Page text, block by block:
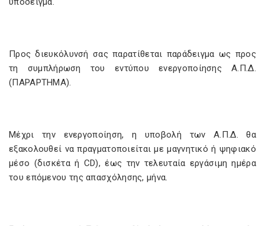
Προς διευκόλυνσή σας παρατίθεται παράδειγμα ως προς
τη συμπλήρωση του εντύπου ενεργοποίησης Α.Π.Δ.
(ΠΑΡΑΡΤΗΜΑ).
Μέχρι την ενεργοποίηση, η υποβολή των Α.Π.Δ. θα
εξακολουθεί να πραγματοποιείται με μαγνητικό ή ψηφιακό
μέσο (δισκέτα ή CD), έως την τελευταία εργάσιμη ημέρα
του επόμενου της απασχόλησης, μήνα.